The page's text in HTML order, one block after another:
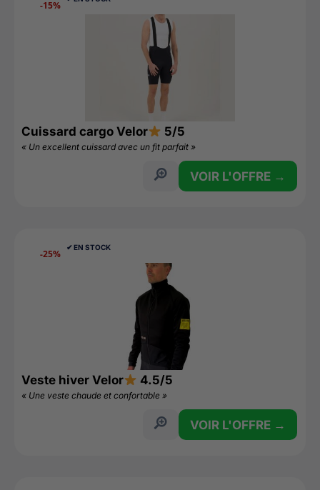
-15%
Cuissard cargo Velor 5/5
« Un excellent cuissard avec un fit parfait »
VOIR L'OFFRE →
-25%
✔︎ EN STOCK
Veste hiver Velor 4.5/5
« Une veste chaude et confortable »
VOIR L'OFFRE →